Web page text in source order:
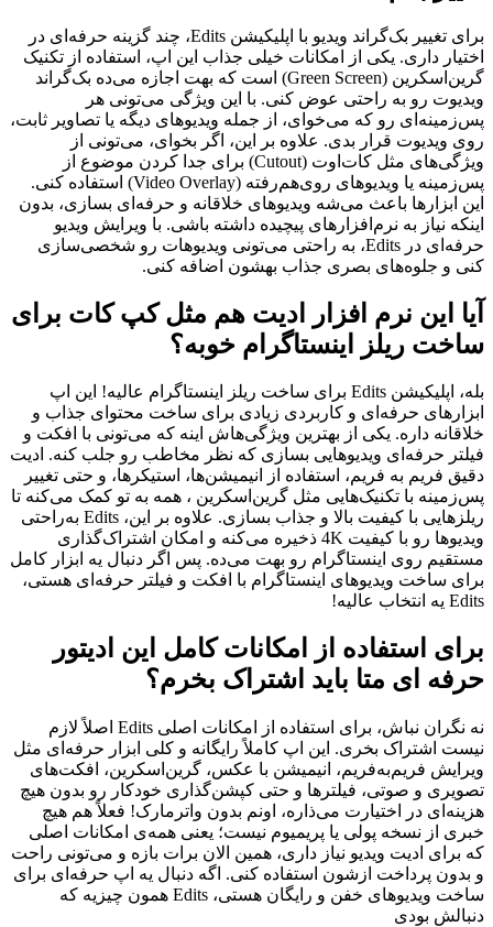
برای تغییر بک‌گراند ویدیو با اپلیکیشن Edits، چند گزینه حرفه‌ای در
اختیار داری. یکی از امکانات خیلی جذاب این اپ، استفاده از تکنیک
گرین‌اسکرین (Green Screen) است که بهت اجازه می‌ده بک‌گراند
ویدیوت رو به راحتی عوض کنی. با این ویژگی می‌تونی هر
پس‌زمینه‌ای رو که می‌خوای، از جمله ویدیوهای دیگه یا تصاویر ثابت،
روی ویدیوت قرار بدی. علاوه بر این، اگر بخوای، می‌تونی از
ویژگی‌های مثل کات‌اوت (Cutout) برای جدا کردن موضوع از
پس‌زمینه یا ویدیوهای روی‌هم‌رفته (Video Overlay) استفاده کنی.
این ابزارها باعث می‌شه ویدیوهای خلاقانه و حرفه‌ای بسازی، بدون
اینکه نیاز به نرم‌افزارهای پیچیده داشته باشی. با ویرایش ویدیو
حرفه‌ای در Edits، به راحتی می‌تونی ویدیوهات رو شخصی‌سازی
کنی و جلوه‌های بصری جذاب بهشون اضافه کنی.
آیا این نرم افزار ادیت هم مثل کپ کات برای
ساخت ریلز اینستاگرام خوبه؟
بله، اپلیکیشن Edits برای ساخت ریلز اینستاگرام عالیه! این اپ
ابزارهای حرفه‌ای و کاربردی زیادی برای ساخت محتوای جذاب و
خلاقانه داره. یکی از بهترین ویژگی‌هاش اینه که می‌تونی با افکت و
فیلتر حرفه‌ای ویدیوهایی بسازی که نظر مخاطب رو جلب کنه. ادیت
دقیق فریم به فریم، استفاده از انیمیشن‌ها، استیکرها، و حتی تغییر
پس‌زمینه با تکنیک‌هایی مثل گرین‌اسکرین ، همه به تو کمک می‌کنه تا
ریلزهایی با کیفیت بالا و جذاب بسازی. علاوه بر این، Edits به‌راحتی
ویدیوها رو با کیفیت 4K ذخیره می‌کنه و امکان اشتراک‌گذاری
مستقیم روی اینستاگرام رو بهت می‌ده. پس اگر دنبال یه ابزار کامل
برای ساخت ویدیوهای اینستاگرام با افکت و فیلتر حرفه‌ای هستی،
Edits یه انتخاب عالیه!
برای استفاده از امکانات کامل این ادیتور
حرفه ای متا باید اشتراک بخرم؟
نه نگران نباش، برای استفاده از امکانات اصلی Edits اصلاً لازم
نیست اشتراک بخری. این اپ کاملاً رایگانه و کلی ابزار حرفه‌ای مثل
ویرایش فریم‌به‌فریم، انیمیشن با عکس، گرین‌اسکرین، افکت‌های
تصویری و صوتی، فیلترها و حتی کپشن‌گذاری خودکار رو بدون هیچ
هزینه‌ای در اختیارت می‌ذاره، اونم بدون واترمارک! فعلاً هم هیچ
خبری از نسخه پولی یا پریمیوم نیست؛ یعنی همه‌ی امکانات اصلی
که برای ادیت ویدیو نیاز داری، همین الان برات بازه و می‌تونی راحت
و بدون پرداخت ازشون استفاده کنی. اگه دنبال یه اپ حرفه‌ای برای
ساخت ویدیوهای خفن و رایگان هستی، Edits همون چیزیه که
دنبالش بودی